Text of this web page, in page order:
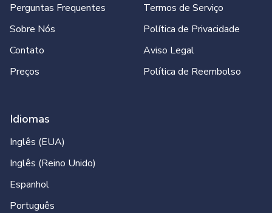
Perguntas Frequentes
Sobre Nós
Contato
Preços
Termos de Serviço
Política de Privacidade
Aviso Legal
Política de Reembolso
Idiomas
Inglês (EUA)
Inglês (Reino Unido)
Espanhol
Português